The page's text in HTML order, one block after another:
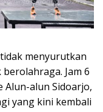
menyurutkan
Jam 6
Alun-alun Sidoarjo,
yang kini kembali